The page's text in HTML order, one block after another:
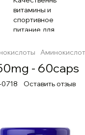
- 60caps
Оставить отзыв